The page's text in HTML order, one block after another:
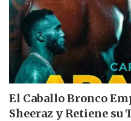
El Caballo Bronco
Sheeraz y Retiene